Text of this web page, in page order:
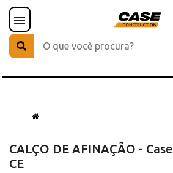
CALÇO DE AFINAÇÃO - Case
CE